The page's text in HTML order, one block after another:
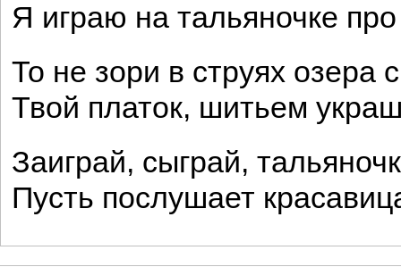
Я играю на тальяночке
То не зори в струях озера
Твой платок, шитьем
Заиграй, сыграй,
Пусть послушает